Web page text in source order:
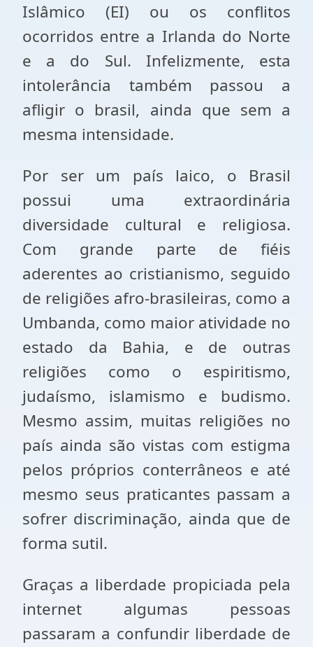
Islâmico (EI) ou os conflitos
ocorridos entre a Irlanda do Norte
e a do Sul. Infelizmente, esta
intolerância também passou a
afligir o brasil, ainda que sem a
mesma intensidade.
Por ser um país laico, o Brasil
possui uma extraordinária
diversidade cultural e religiosa.
Com grande parte de fiéis
aderentes ao cristianismo, seguido
de religiões afro-brasileiras, como a
Umbanda, como maior atividade no
estado da Bahia, e de outras
religiões como o espiritismo,
judaísmo, islamismo e budismo.
Mesmo assim, muitas religiões no
país ainda são vistas com estigma
pelos próprios conterrâneos e até
mesmo seus praticantes passam a
sofrer discriminação, ainda que de
forma sutil.
Graças a liberdade propiciada pela
internet algumas pessoas
passaram a confundir liberdade de